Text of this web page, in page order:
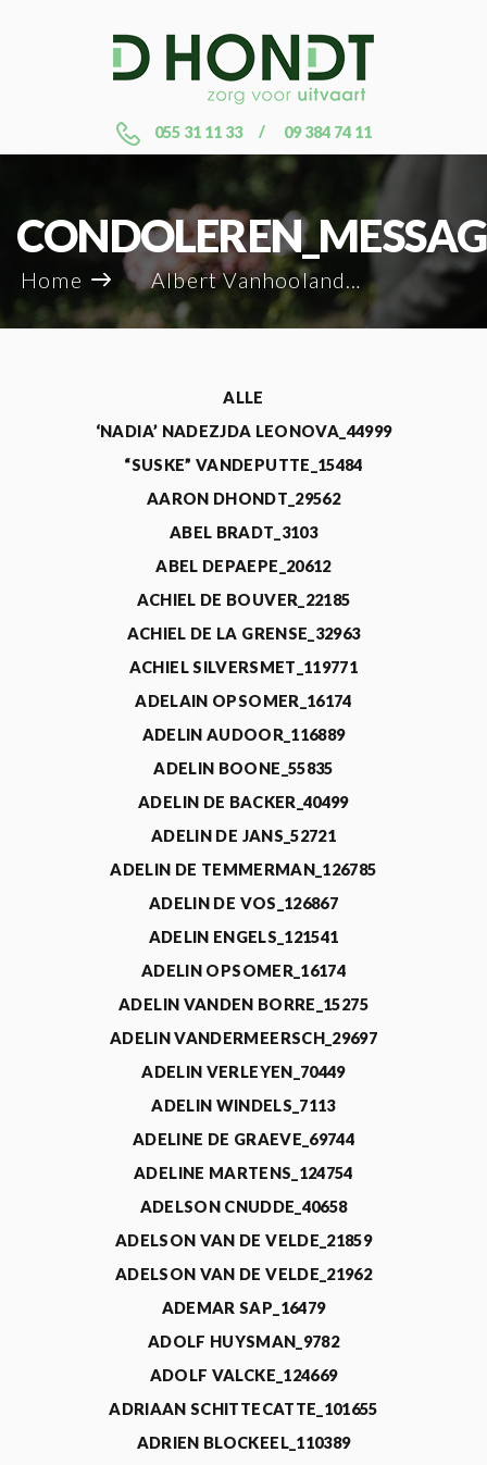
055 31 11 33 09 384 74 11
Home Albert Vanhoolandt_34463
ALLE
‘NADIA’ NADEZJDA LEONOVA_44999
“SUSKE” VANDEPUTTE_15484
AARON DHONDT_29562
ABEL BRADT_3103
ABEL DEPAEPE_20612
ACHIEL DE BOUVER_22185
ACHIEL DE LA GRENSE_32963
ACHIEL SILVERSMET_119771
ADELAIN OPSOMER_16174
ADELIN AUDOOR_116889
ADELIN BOONE_55835
ADELIN DE BACKER_40499
ADELIN DE JANS_52721
ADELIN DE TEMMERMAN_126785
ADELIN DE VOS_126867
ADELIN ENGELS_121541
ADELIN OPSOMER_16174
ADELIN VANDEN BORRE_15275
ADELIN VANDERMEERSCH_29697
ADELIN VERLEYEN_70449
ADELIN WINDELS_7113
ADELINE DE GRAEVE_69744
ADELINE MARTENS_124754
ADELSON CNUDDE_40658
ADELSON VAN DE VELDE_21859
ADELSON VAN DE VELDE_21962
ADEMAR SAP_16479
ADOLF HUYSMAN_9782
ADOLF VALCKE_124669
ADRIAAN SCHITTECATTE_101655
ADRIEN BLOCKEEL_110389